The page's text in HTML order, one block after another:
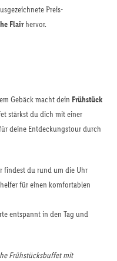
Preis-
Flairhervor.
Gebäck macht dein Frühstück
stärkst du dich mit einer
deine Entdeckungstour durch
findest du rund um die Uhr
für einen komfortablen
entspannt in den Tag und
Frühstücksbuffet mit